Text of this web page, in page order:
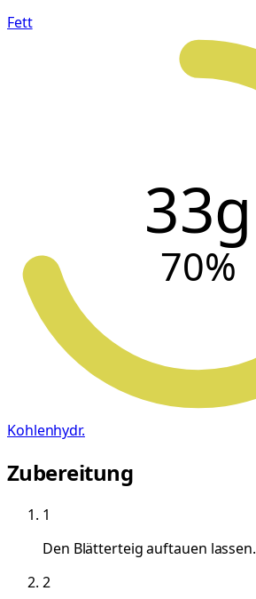
Fett
33g
70%
Kohlenhydr.
Zubereitung
1
Den Blätterteig auftauen lassen.
2